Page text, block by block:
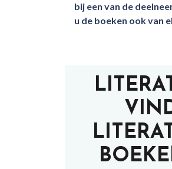
bij een van de
u de boeken ook van